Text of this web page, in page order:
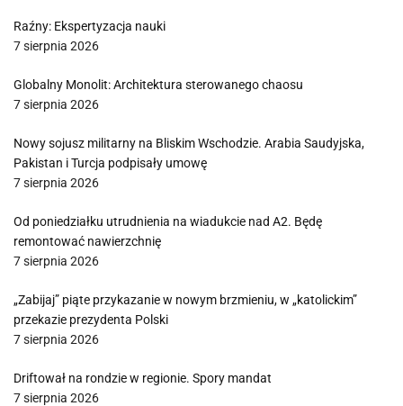
Raźny: Ekspertyzacja nauki
7 sierpnia 2026
Globalny Monolit: Architektura sterowanego chaosu
7 sierpnia 2026
Nowy sojusz militarny na Bliskim Wschodzie. Arabia Saudyjska,
Pakistan i Turcja podpisały umowę
7 sierpnia 2026
Od poniedziałku utrudnienia na wiadukcie nad A2. Będę
remontować nawierzchnię
7 sierpnia 2026
„Zabijaj” piąte przykazanie w nowym brzmieniu, w „katolickim”
przekazie prezydenta Polski
7 sierpnia 2026
Driftował na rondzie w regionie. Spory mandat
7 sierpnia 2026